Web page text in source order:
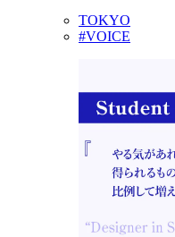
TOKYO
#VOICE